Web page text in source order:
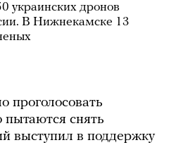
украинских дронов
В Нижнекамске 13
проголосовать
снять
выступил в поддержку